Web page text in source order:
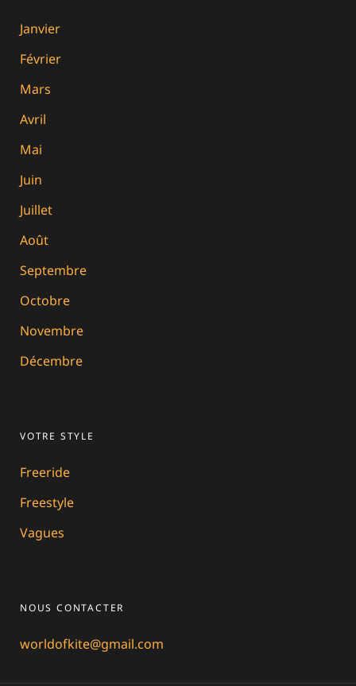
Janvier
Février
Mars
Avril
Mai
Juin
Juillet
Août
Septembre
Octobre
Novembre
Décembre
VOTRE STYLE
Freeride
Freestyle
Vagues
NOUS CONTACTER
worldofkite@gmail.com